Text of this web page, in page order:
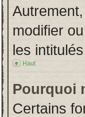
modifier
les
Haut
Pourquoi
Certains